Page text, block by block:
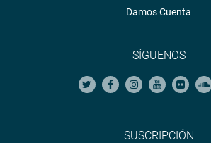
Damos Cuenta
SÍGUENOS
SUSCRIPCIÓN